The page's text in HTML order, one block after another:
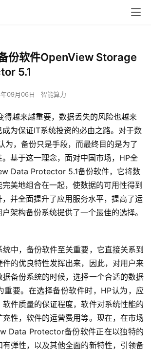
份软件OpenView Storage
5.1
09月06日 智能算力
越来越重要，数据丢失的风险也越来
为保证IT系统投资的必由之路。对于数
为，备份只是手段，而最终目的是为了
基于这一理念，面对中国市场，HP全
Data Protector 5.1备份软件，它将数
美地组合在一起，使数据的可用性得到
并全面提升了应用服务水平，提高了运
架构备份系统提供了一个最佳的选择。
，备份软件至关重要，它直接关系到
件的优良特性发挥出来，因此，对用户来
备份系统的时候，选择一个合适的数据
重要。在选择备份软件时，HP认为，应
件质量的保证程度，软件对系统性能的
性，软件的运营费用等。现在，在市场
Data Protector备份软件正在以独特的
弹性，以及其他全面的新特性，引领备